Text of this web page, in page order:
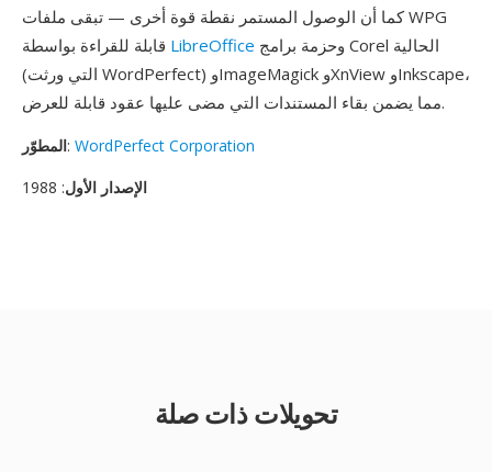
كما أن الوصول المستمر نقطة قوة أخرى — تبقى ملفات WPG
LibreOffice
(التي ورثت WordPerfect) وImageMagick وXnView وInkscape،
مما يضمن بقاء المستندات التي مضى عليها عقود قابلة للعرض.
المطوّر: WordPerfect Corporation
الإصدار الأول: 1988
تحويلات ذات صلة